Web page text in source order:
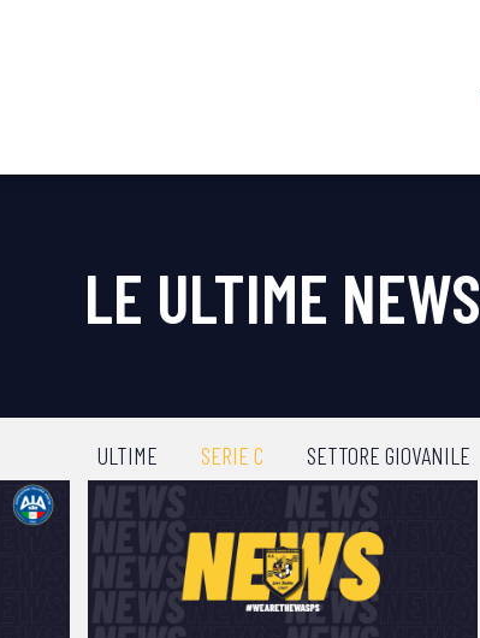
LE ULTIME NEWS
ULTIME SERIE C SETTORE GIOVANILE